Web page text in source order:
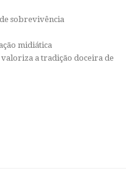
sobrevivência
midiática
valoriza a tradição doceira de